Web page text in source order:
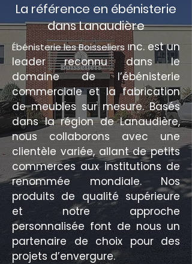
La référence en ébénisterie
dans Lanaudière
Ébénisterie les Boisseliers Inc. est un
leader reconnu dans le
domaine de l’ébénisterie
commerciale et la fabrication
de meubles sur mesure. Basés
dans la région de Lanaudière,
nous collaborons avec une
clientèle variée, allant de petits
commerces aux institutions de
renommée mondiale. Nos
produits de qualité supérieure
et notre approche
personnalisée font de nous un
partenaire de choix pour des
projets d’envergure.